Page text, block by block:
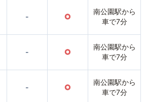
- ○
南公園駅から
車で7分
- ○
南公園駅から
車で7分
- ○
南公園駅から
車で7分